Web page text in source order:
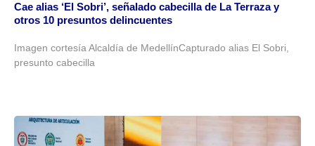
Cae alias ‘El Sobri’, señalado cabecilla de La Terraza y
otros 10 presuntos delincuentes
Imagen cortesía Alcaldía de MedellínCapturado alias El Sobri,
presunto cabecilla